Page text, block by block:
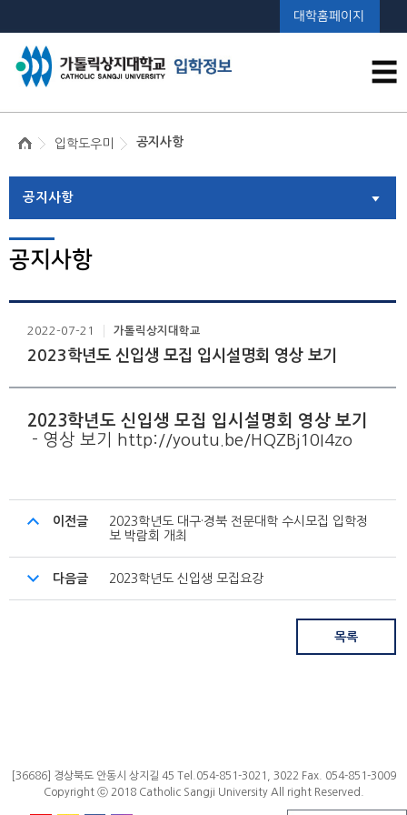
대학홈페이지
☰
입학도우미 공지사항
공지사항
공지사항
2022-07-21 가톨릭상지대학교
2023학년도 신입생 모집 입시설명회 영상 보기
2023학년도 신입생 모집 입시설명회 영상 보기
- 영상 보기
http://youtu.be/HQZBj10I4zo
이전글
2023학년도 대구·경북 전문대학 수시모집 입학정
보 박람회 개최
다음글 2023학년도 신입생 모집요강
목록
[36686] 경상북도 안동시 상지길 45 Tel.054-851-3021, 3022 Fax. 054-851-3009
Copyright ⓒ 2018 Catholic Sangji University All right Reserved.